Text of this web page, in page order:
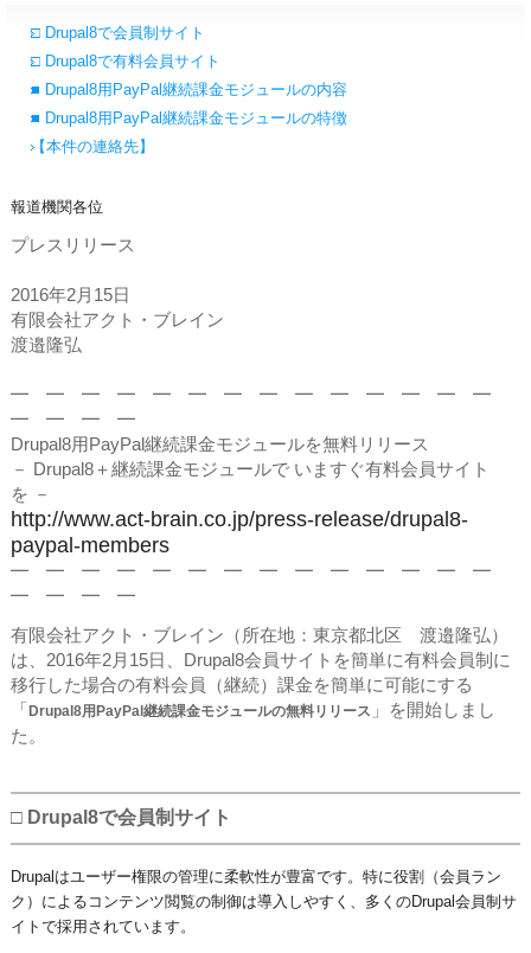
□ Drupal8で会員制サイト
□ Drupal8で有料会員サイト
■ Drupal8用PayPal継続課金モジュールの内容
■ Drupal8用PayPal継続課金モジュールの特徴
【本件の連絡先】
報道機関各位
プレスリリース
2016年2月15日
有限会社アクト・ブレイン
渡邉隆弘
━ ━ ━ ━ ━ ━ ━ ━ ━ ━ ━ ━ ━ ━
━ ━ ━ ━
Drupal8用PayPal継続課金モジュールを無料リリース
－ Drupal8＋継続課金モジュールで いますぐ有料会員サイト
を －
http://www.act-brain.co.jp/press-release/drupal8-
paypal-members
━ ━ ━ ━ ━ ━ ━ ━ ━ ━ ━ ━ ━ ━
━ ━ ━ ━
有限会社アクト・ブレイン（所在地：東京都北区 渡邉隆弘）
は、2016年2月15日、Drupal8会員サイトを簡単に有料会員制に
移行した場合の有料会員（継続）課金を簡単に可能にする
「 Drupal8用PayPal継続課金モジュールの無料リリース 」を開始しまし
た。
□ Drupal8で会員制サイト
Drupalはユーザー権限の管理に柔軟性が豊富です。特に役割（会員ラン
ク）によるコンテンツ閲覧の制御は導入しやすく、多くのDrupal会員制サ
イトで採用されています。